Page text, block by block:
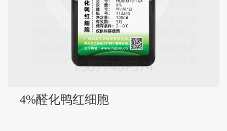
4%醛化鸭红细胞